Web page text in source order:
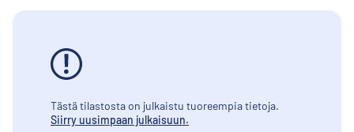
Tästä tilastosta on julkaistu tuoreempia tietoja.
Siirry uusimpaan julkaisuun.